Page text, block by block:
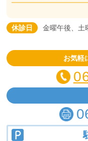
休診日 金曜午後、土
お気軽